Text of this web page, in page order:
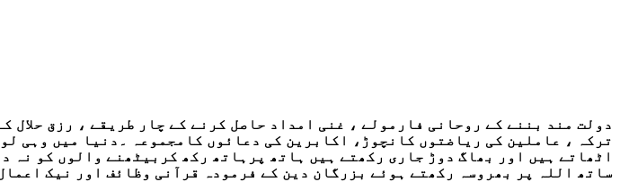
دولت مند بننے کے روحانی فارمولے ، غنی امداد حاصل کرنے کے چار طریقے ، رزق
ترکہ ، عاملین کی ریاضتوں کانچوڑ، اکابرین کی دعائوں کامجموعہ ۔دنیا میں وہی
اٹھاتے ہیں اور بھاگ دوڑ جاری رکھتے ہیں ہاتھ پرہاتھ رکھ کربیٹھنے والوں کو
ساتھ اللہ پر بھروسہ رکھتے ہوئے بزرگان دین کے فرمودہ قرآنی وظائف اور نیک